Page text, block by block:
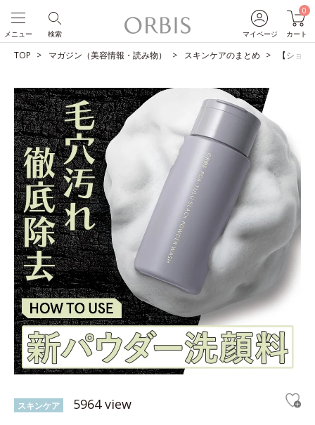
マイページ
0
カート
検索
メニュー
TOP マガジン（美容情報・読み物） スキンケアのまとめ 【ショ
スキンケア 5964 view